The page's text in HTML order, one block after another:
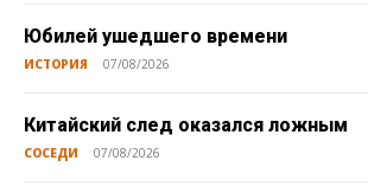
Юбилей ушедшего времени
ИСТОРИЯ 07/08/2026
Китайский след оказался ложным
СОСЕДИ 07/08/2026